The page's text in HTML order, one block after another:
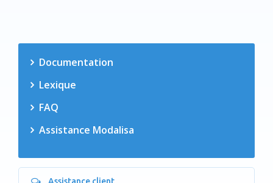
Documentation
Lexique
FAQ
Assistance Modalisa